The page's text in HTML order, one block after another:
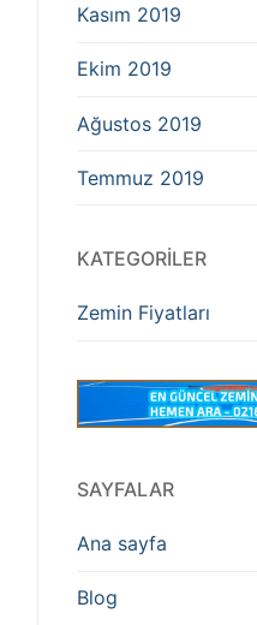
Kasım 2019
Ekim 2019
Ağustos 2019
Temmuz 2019
KATEGORILER
Zemin Fiyatları
SAYFALAR
Ana sayfa
Blog